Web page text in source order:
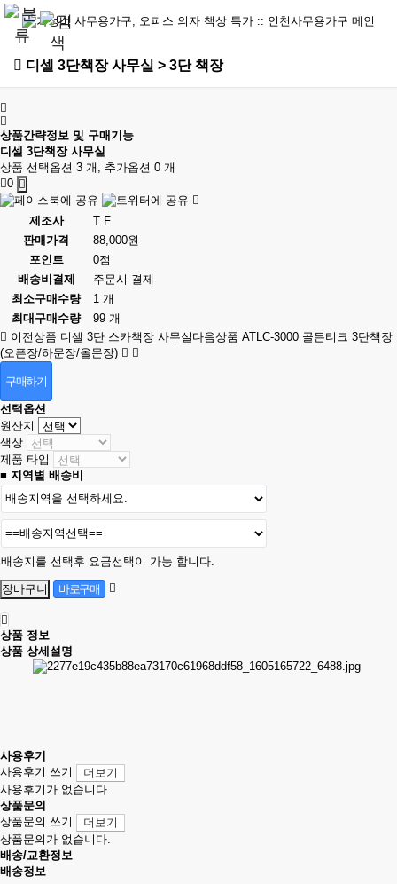
디셀 3단책장 사무실 > 3단 책장
상품간략정보 및 구매기능
디셀 3단책장 사무실
상품 선택옵션 3 개, 추가옵션 0 개
0
제조사
T F
판매가격
88,000원
포인트
0점
배송비결제
주문시 결제
최소구매수량
1 개
최대구매수량
99 개
이전상품 디셀 3단 스카책장 사무실 다음상품 ATLC-3000 골든티크 3단책장
(오픈장/하문장/올문장)
구매하기
선택옵션
원산지
색상
제품 타입
■ 지역별 배송비
배송지를 선택후 요금선택이 가능 합니다.
상품 정보
상품 상세설명
사용후기
사용후기 쓰기
더보기
사용후기가 없습니다.
상품문의
상품문의 쓰기
더보기
상품문의가 없습니다.
배송/교환정보
배송정보